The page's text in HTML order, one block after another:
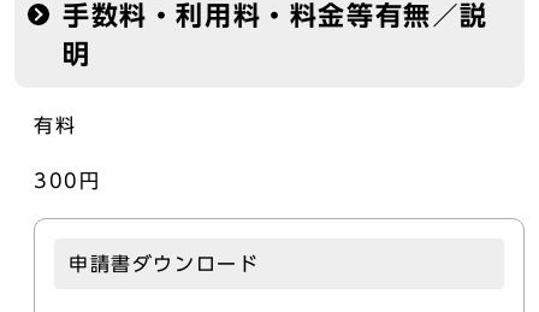
手数料・利用料・料金等有無／説
明
有料
300円
申請書ダウンロード